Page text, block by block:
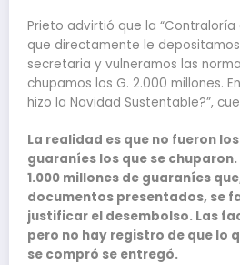
Prieto advirtió que la
que directamente le
secretaria y vulneramos las
chupamos los G. 2.000 millones.
hizo la Navidad Sustentable?”,
La realidad es que no fueron
guaraníes los que se
1.000 millones de guaraníes
documentos presentados, se
justificar el desembolso. Las
pero no hay registro de que lo
se compró se entregó.